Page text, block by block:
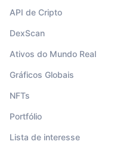
API de Cripto
DexScan
Ativos do Mundo Real
Gráficos Globais
NFTs
Portfólio
Lista de interesse